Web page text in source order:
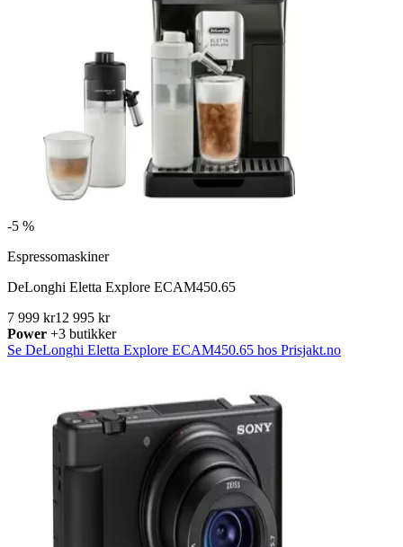
-5 %
Espressomaskiner
DeLonghi Eletta Explore ECAM450.65
7 999 kr12 995 kr
Power +3 butikker
Se DeLonghi Eletta Explore ECAM450.65 hos Prisjakt.no